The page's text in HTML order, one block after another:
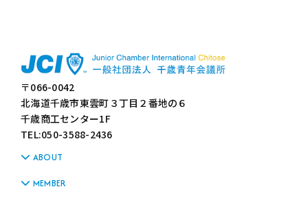
〒066-0042
北海道千歳市東雲町３丁目２番地の６
千歳商工センター1F
TEL:050-3588-2436
ABOUT
MEMBER